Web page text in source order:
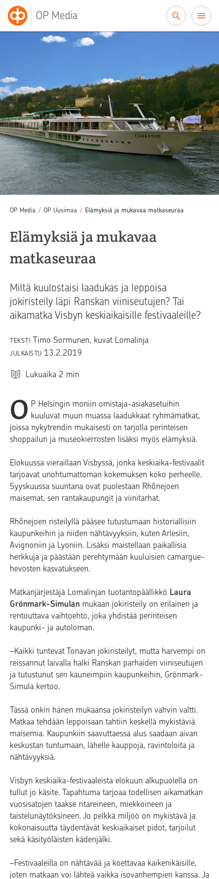
OP Media
OP Media / OP Uusimaa / Elämyksiä ja mukavaa matkaseuraa
Elämyksiä ja mukavaa
matkaseuraa
Miltä kuulostaisi laadukas ja leppoisa
jokiristeily läpi Ranskan viiniseutujen? Tai
aikamatka Visbyn keskiaikaisille festivaaleille?
TEKSTI Timo Sormunen, kuvat Lomalinja
JULKAISTU 13.2.2019
Lukuaika 2 min
O P Helsingin moniin omistaja-asiakasetuihin
kuuluvat muun muassa laadukkaat ryhmämatkat,
joissa nykytrendin mukaisesti on tarjolla perinteisen
shoppailun ja museokierrosten lisäksi myös elämyksiä.
Elokuussa vieraillaan Visbyssä, jonka keskiaika-festivaalit
tarjoavat unohtumattoman kokemuksen koko perheelle.
Syyskuussa suuntana ovat puolestaan Rhônejoen
maisemat, sen rantakaupungit ja viinitarhat.
Rhônejoen risteilyllä pääsee tutustumaan historiallisiin
kaupunkeihin ja niiden nähtävyyksiin, kuten Arlesiin,
Avignoniin ja Lyoniin. Lisäksi maistellaan paikallisia
herkkuja ja päästään perehtymään kuuluisien camargue-
hevosten kasvatukseen.
Matkanjärjestäjä Lomalinjan tuotantopäällikkö Laura
Grönmark-Simulan mukaan jokiristeily on erilainen ja
rentouttava vaihtoehto, joka yhdistää perinteisen
kaupunki- ja autoloman.
–Kaikki tuntevat Tonavan jokiristeilyt, mutta harvempi on
reissannut laivalla halki Ranskan parhaiden viiniseutujen
ja tutustunut sen kauneimpiin kaupunkeihin, Grönmark-
Simula kertoo.
Tässä onkin hänen mukaansa jokiristeilyn vahvin valtti.
Matkaa tehdään leppoisaan tahtiin keskellä mykistäviä
maisemia. Kaupunkiin saavuttaessa alus saadaan aivan
keskustan tuntumaan, lähelle kauppoja, ravintoloita ja
nähtävyyksiä.
Visbyn keskiaika-festivaaleista elokuun alkupuolella on
tullut jo käsite. Tapahtuma tarjoaa todellisen aikamatkan
vuosisatojen taakse ritareineen, miekkoineen ja
taistelunäytöksineen. Jo pelkkä miljöö on mykistävä ja
kokonaisuutta täydentävät keskiaikaiset pidot, tarjoilut
sekä käsityöläisten kädenjälki.
–Festivaaleilla on nähtävää ja koettavaa kaikenikäisille,
joten matkaan voi lähteä vaikka isovanhempien kanssa. Ja